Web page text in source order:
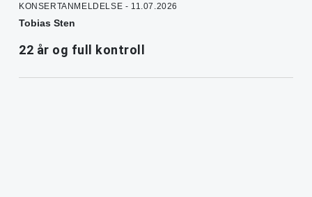
KONSERTANMELDELSE - 11.07.2026
Tobias Sten
22 år og full kontroll